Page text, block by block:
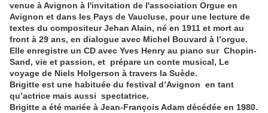
venue à Avignon à l'invitation de l'association Orgue en
Avignon et dans les Pays de Vaucluse, pour une lecture de
textes du compositeur Jehan Alain, né en 1911 et mort au
front à 29 ans, en dialogue avec Michel Bouvard à l’orgue.
Elle enregistre un CD avec Yves Henry au piano sur Chopin-
Sand, vie et passion, et prépare un conte musical, Le
voyage de Niels Holgerson à travers la Suède.
Brigitte est une habituée du festival d’Avignon en tant
qu’actrice mais aussi spectatrice.
Brigitte a été mariée à Jean-François Adam décédée en 1980.